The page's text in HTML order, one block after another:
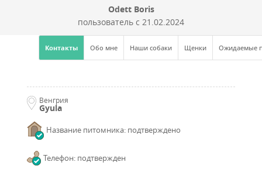
Odett Boris
пользователь с 21.02.2024
Контакты Обо мне Наши собаки Щенки Ожидаемые
Венгрия
Gyula
Название питомника: подтверждено
Телефон: подтвержден